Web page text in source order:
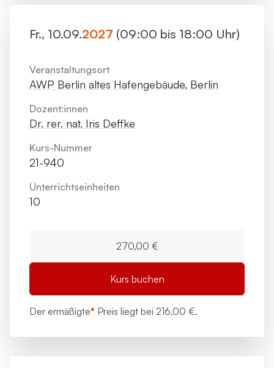
Fr., 10.09.2027 (09:00 bis 18:00 Uhr)
Veranstaltungsort
AWP Berlin altes Hafengebäude, Berlin
Dozent:innen
Dr. rer. nat. Iris Deffke
Kurs-Nummer
21-940
Unterrichts­einheiten
10
270,00 €
Kurs buchen
Der ermäßigte* Preis liegt bei 216,00 €.